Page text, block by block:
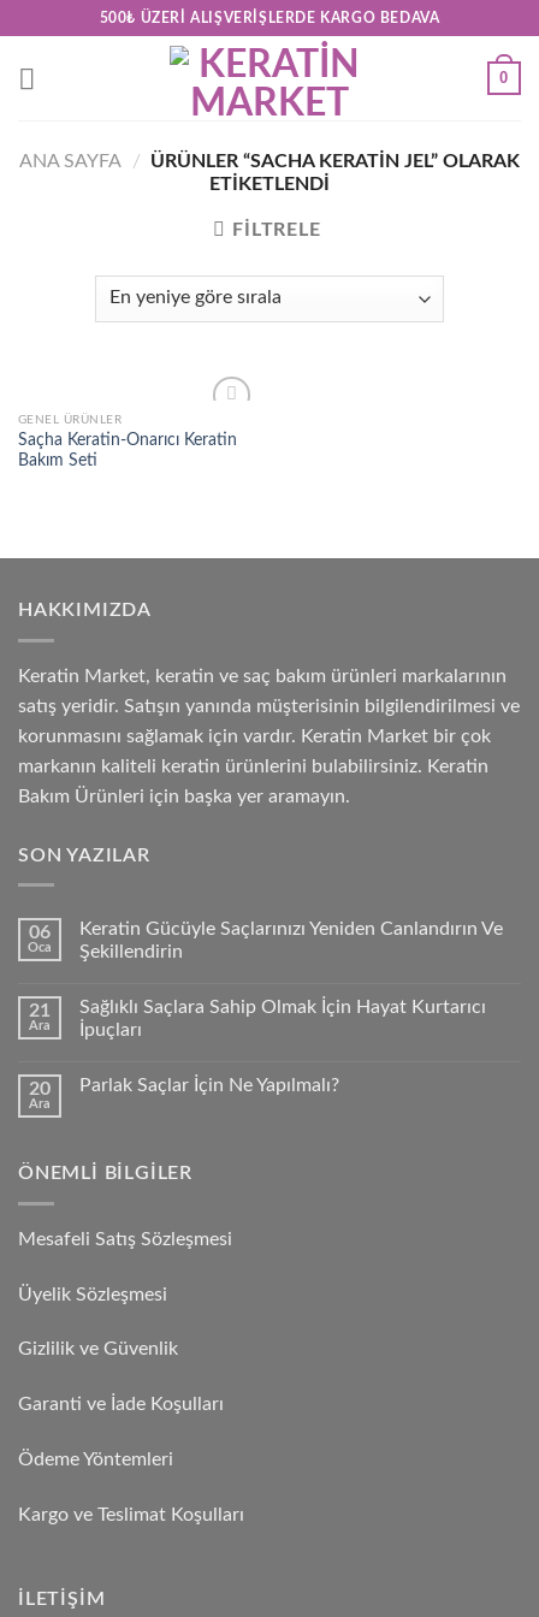
content
500₺ ÜZERI ALIŞVERIŞLERDE KARGO BEDAVA
0
ANA SAYFA /
ÜRÜNLER “SACHA KERATIN JEL” OLARAK
ETIKETLENDI
FILTRELE
Add to
wishlist
GENEL ÜRÜNLER
Saçha Keratin-Onarıcı Keratin
Bakım Seti
HAKKIMIZDA
Keratin Market, keratin ve saç bakım ürünleri markalarının
satış yeridir. Satışın yanında müşterisinin bilgilendirilmesi ve
korunmasını sağlamak için vardır. Keratin Market bir çok
markanın kaliteli keratin ürünlerini bulabilirsiniz. Keratin
Bakım Ürünleri için başka yer aramayın.
SON YAZILAR
06
Oca
Keratin Gücüyle Saçlarınızı Yeniden Canlandırın Ve
Şekillendirin
21
Ara
Sağlıklı Saçlara Sahip Olmak İçin Hayat Kurtarıcı
İpuçları
20
Ara
Parlak Saçlar İçin Ne Yapılmalı?
ÖNEMLI BILGILER
Mesafeli Satış Sözleşmesi
Üyelik Sözleşmesi
Gizlilik ve Güvenlik
Garanti ve İade Koşulları
Ödeme Yöntemleri
Kargo ve Teslimat Koşulları
İLETIŞIM